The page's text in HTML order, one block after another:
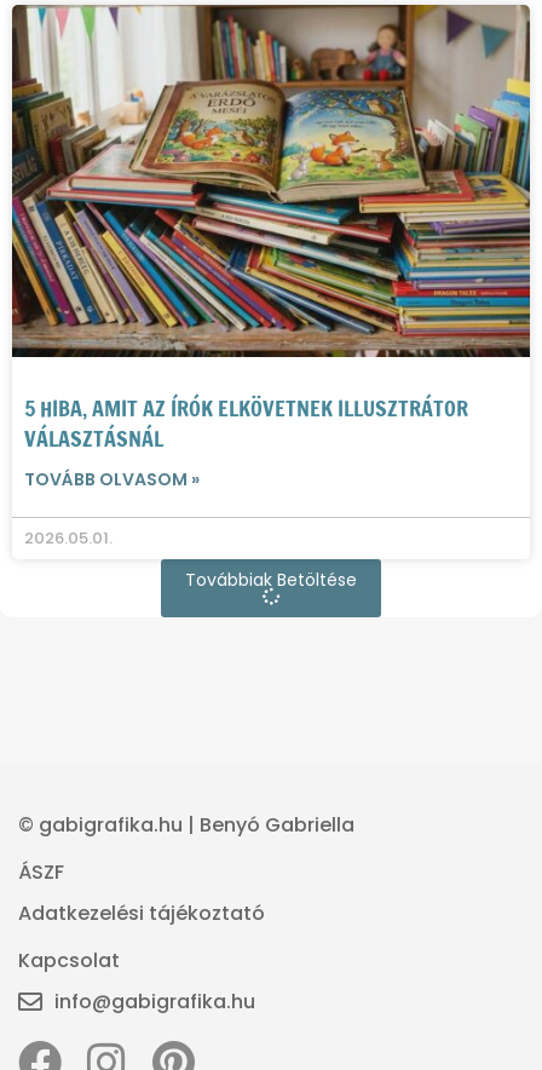
5 HIBA, AMIT AZ ÍRÓK ELKÖVETNEK ILLUSZTRÁTOR
VÁLASZTÁSNÁL
TOVÁBB OLVASOM »
2026.05.01.
Továbbiak Betöltése
© gabigrafika.hu | Benyó Gabriella
ÁSZF
Adatkezelési tájékoztató
Kapcsolat
info@gabigrafika.hu